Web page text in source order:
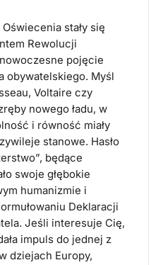
stały się
Rewolucji
pojęcie
obywatelskiego. Myśl
Voltaire czy
nowego ładu, w
i równość miały
stanowe. Hasło
będące
swoje głębokie
humanizmie i
Deklaracji
Jeśli interesuje Cię,
impuls do jednej z
dziejach Europy,